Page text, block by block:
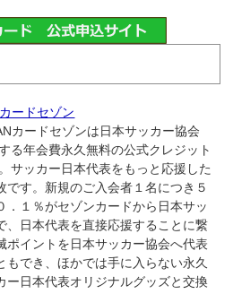
ードセゾン
カードセゾンは日本サッカー協会
る年会費永久無料の公式クレジット
サッカー日本代表をもっと応援した
です。新規のご入会者１名につき５
．１％がセゾンカードから日本サッ
、日本代表を直接応援することに繋
ポイントを日本サッカー協会へ代表
でき、ほかでは手に入らない永久
ー日本代表オリジナルグッズと交換